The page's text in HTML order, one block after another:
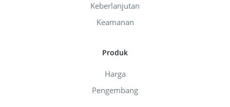
Keberlanjutan
Keamanan
Produk
Harga
Pengembang